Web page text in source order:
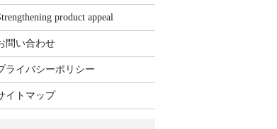
product appeal
問い合わせ
ライバシーポリシー
イトマップ